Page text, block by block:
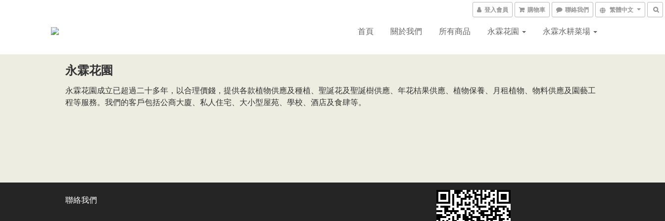
登入會員 購物車 聯絡我們 繁體中文
首頁 關於我們 所有商品 永霖花園 永霖水耕菜場
永霖花園
永霖花園成立已超過二十多年，以合理價錢，提供各款植物供應及種植、聖誕花及聖誕樹供應、年花桔果供應、植物保養、月租植物、物料供應及園藝工
程等服務。我們的客戶包括公商大廈、私人住宅、大小型屋苑、學校、酒店及食肆等。
聯絡我們